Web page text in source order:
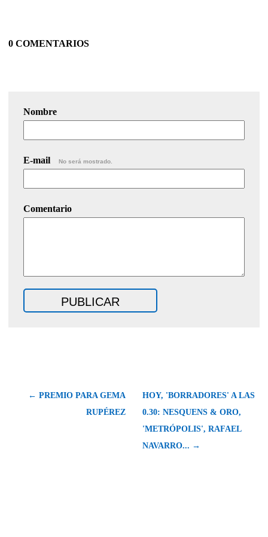
0 COMENTARIOS
Nombre
E-mail No será mostrado.
Comentario
← PREMIO PARA GEMA
RUPÉREZ
HOY, 'BORRADORES' A LAS
0.30: NESQUENS & ORO,
'METRÓPOLIS', RAFAEL
NAVARRO... →